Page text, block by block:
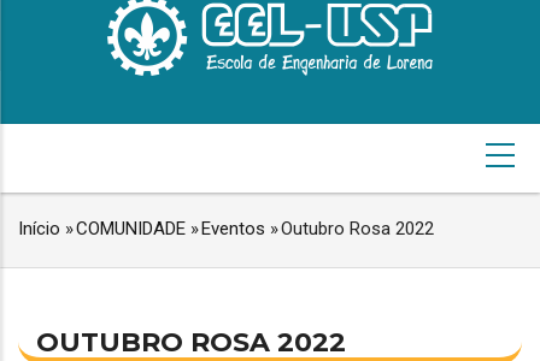
TRILHA
DE
Início »COMUNIDADE »Eventos »Outubro Rosa 2022
OUTUBRO ROSA 2022